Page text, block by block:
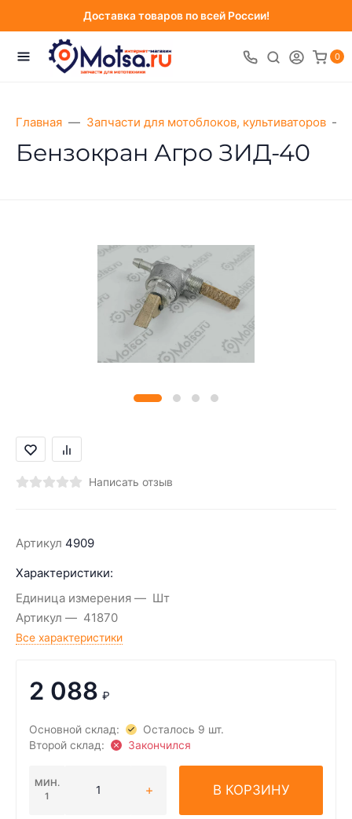
Доставка товаров по всей России!
0
Главная Запчасти для мотоблоков, культиваторов
Бензокран Агро ЗИД-40
Написать отзыв
Артикул 4909
Характеристики:
Единица измерения
Шт
Артикул
41870
Все характеристики
2 088 ₽
Основной склад:
Осталось 9 шт.
Второй склад:
Закончился
МИН.
1
В КОРЗИНУ